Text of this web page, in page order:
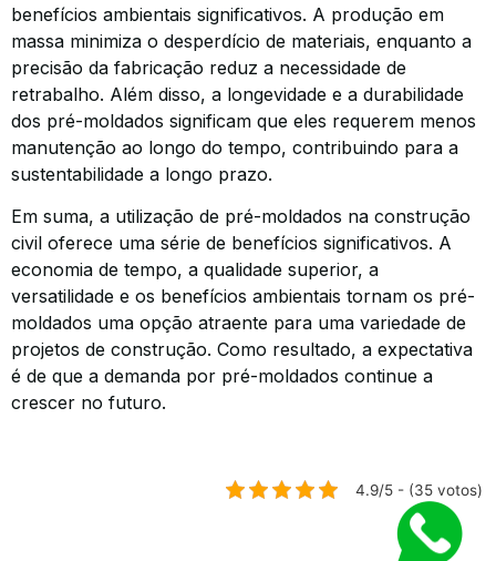
benefícios ambientais significativos. A produção em
massa minimiza o desperdício de materiais, enquanto a
precisão da fabricação reduz a necessidade de
retrabalho. Além disso, a longevidade e a durabilidade
dos pré-moldados significam que eles requerem menos
manutenção ao longo do tempo, contribuindo para a
sustentabilidade a longo prazo.
Em suma, a utilização de pré-moldados na construção
civil oferece uma série de benefícios significativos. A
economia de tempo, a qualidade superior, a
versatilidade e os benefícios ambientais tornam os pré-
moldados uma opção atraente para uma variedade de
projetos de construção. Como resultado, a expectativa
é de que a demanda por pré-moldados continue a
crescer no futuro.
4.9/5 - (35 votos)